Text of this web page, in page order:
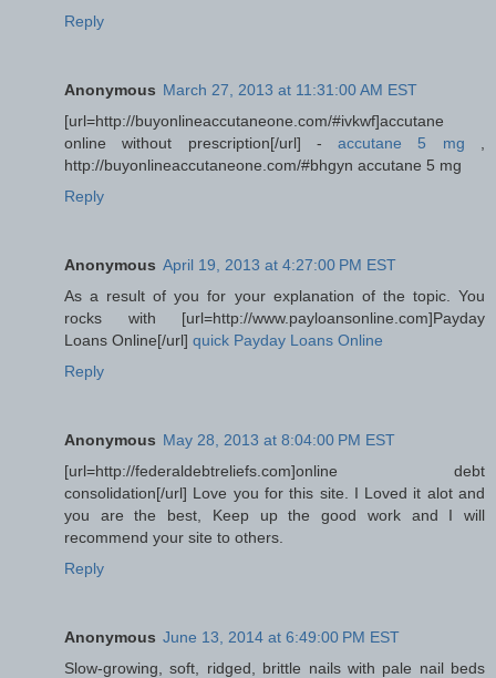
Reply
Anonymous March 27, 2013 at 11:31:00 AM EST
[url=http://buyonlineaccutaneone.com/#ivkwf]accutane
online without prescription[/url] -accutane 5 mg
http://buyonlineaccutaneone.com/#bhgyn accutane 5 mg
Reply
Anonymous April 19, 2013 at 4:27:00 PM EST
As a result of you for your explanation of the topic. You
rocks with [url=http://www.payloansonline.com]Payday
Loans Online[/url] quick Payday Loans Online
Reply
Anonymous May 28, 2013 at 8:04:00 PM EST
[url=http://federaldebtreliefs.com]online debt
consolidation[/url] Love you for this site. I Loved it alot and
you are the best, Keep up the good work and I will
recommend your site to others.
Reply
Anonymous June 13, 2014 at 6:49:00 PM EST
Slow-growing, soft, ridged, brittle nails with pale nail beds